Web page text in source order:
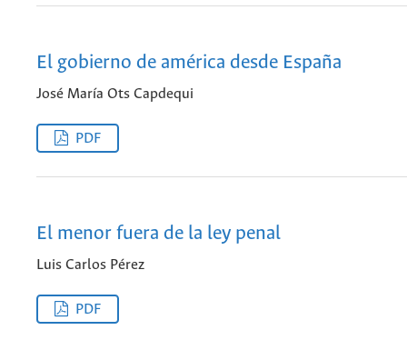
El gobierno de américa desde España
José María Ots Capdequi
PDF
El menor fuera de la ley penal
Luis Carlos Pérez
PDF